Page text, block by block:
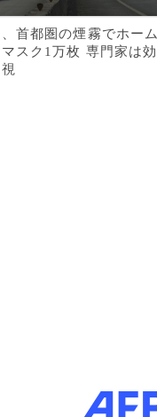
首都圏の煙霧でホーム
スク1万枚 専門家は効